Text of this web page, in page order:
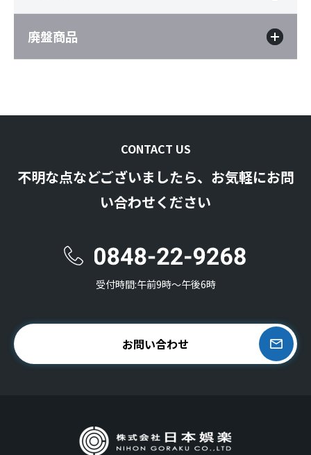
廃盤商品
CONTACT US
不明な点などございましたら、お気軽にお問
い合わせください
受付時間:午前9時〜午後6時
お問い合わせ